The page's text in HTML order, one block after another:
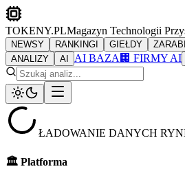
TOKENY.PLMagazyn Technologii
NEWSY RANKINGI GIEŁDY
ANALIZY
AI AI BAZA 🏢 FIRMY AI
ŁADOWANIE DANYCH
🏛️ Platforma